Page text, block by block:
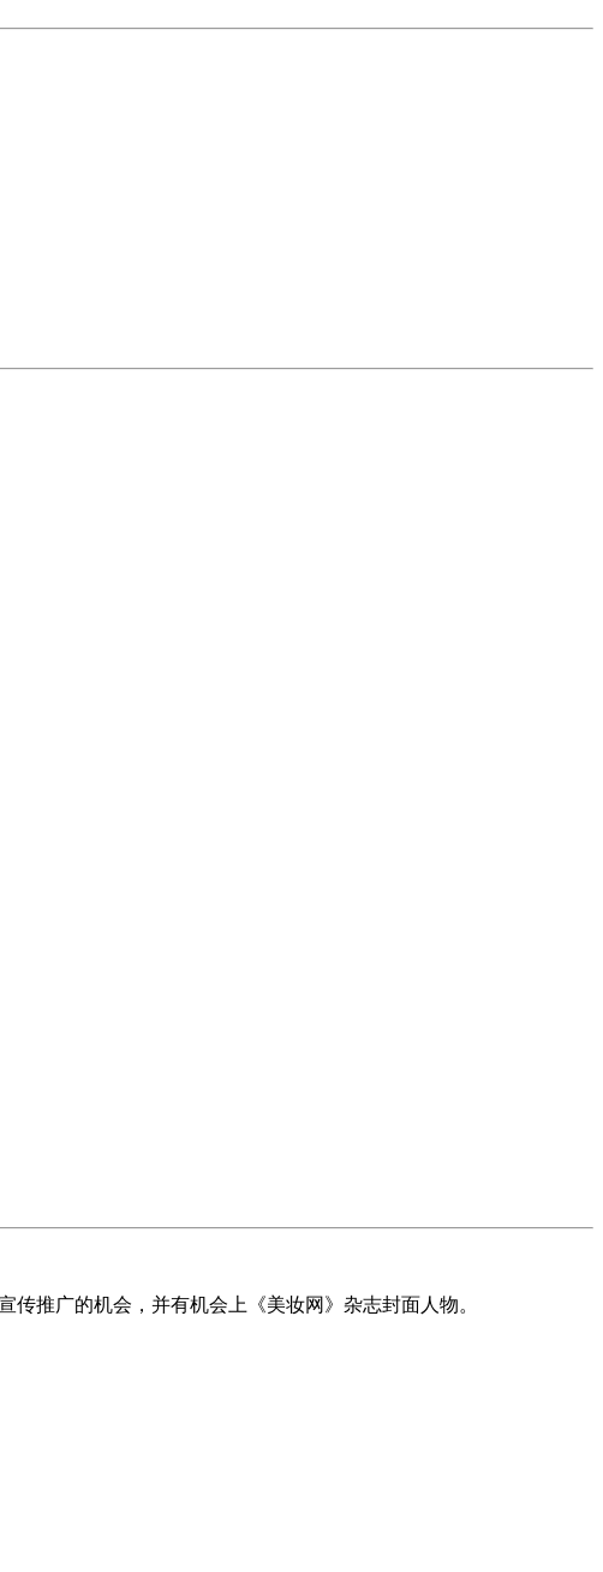
推广的机会，并有机会上《美妆网》杂志封面人物。